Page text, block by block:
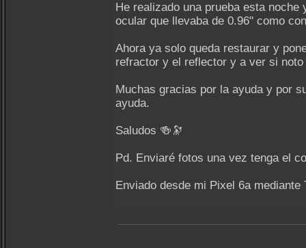
He realizado una prueba esta
ocular que llevaba de 0.96" como
Ahora ya solo queda restaurar y
refractor y el reflector y a ver si
Muchas gracias por la ayuda y por
ayuda.
Saludos 🍻🔭
Pd. Enviaré fotos una vez tenga el
Enviado desde mi Pixel 6a mediante